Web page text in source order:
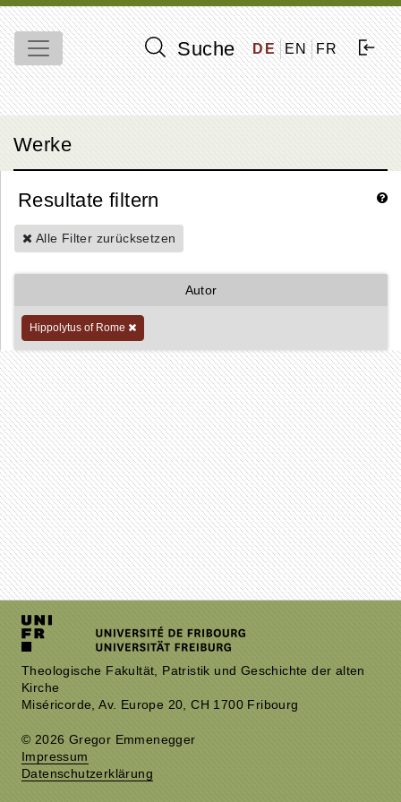
Suche DE EN FR
Werke
Resultate filtern
Alle Filter zurücksetzen
Autor
Hippolytus of Rome
Theologische Fakultät, Patristik und Geschichte der alten
Kirche
Miséricorde, Av. Europe 20, CH 1700 Fribourg
© 2026 Gregor Emmenegger
Impressum
Datenschutzerklärung